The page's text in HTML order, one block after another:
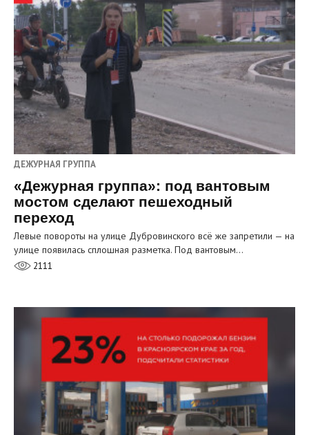
ДЕЖУРНАЯ ГРУППА
«Дежурная группа»: под вантовым
мостом сделают пешеходный
переход
Левые повороты на улице Дубровинского всё же запретили — на
улице появилась сплошная разметка. Под вантовым…
2111